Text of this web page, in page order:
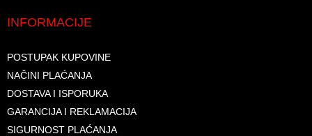
INFORMACIJE
POSTUPAK KUPOVINE
NAČINI PLAĆANJA
DOSTAVA I ISPORUKA
GARANCIJA I REKLAMACIJA
SIGURNOST PLAĆANJA